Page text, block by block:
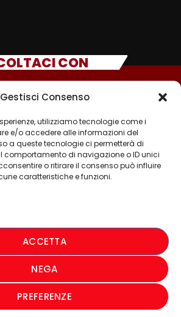
Gestisci Consenso
utilizziamo tecnologie come i
e/o accedere alle informazioni del
a queste tecnologie ci permetterà di
comportamento di navigazione o ID unici
o ritirare il consenso può influire
caratteristiche e funzioni.
ACCETTA
NEGA
PREFERENZE
CON